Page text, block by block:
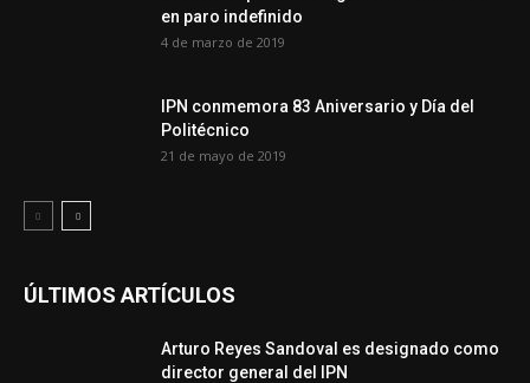
en paro indefinido
4 de marzo de 2019
IPN conmemora 83 Aniversario y Día del
Politécnico
21 de mayo de 2019
ÚLTIMOS ARTÍCULOS
Arturo Reyes Sandoval es designado como
director general del IPN